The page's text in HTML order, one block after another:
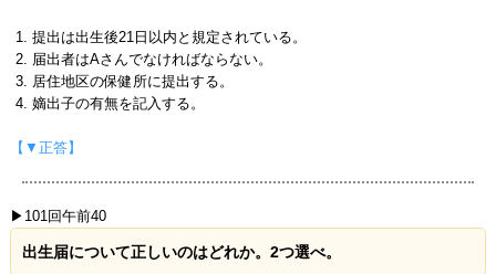
提出は出生後21日以内と規定されている。
届出者はAさんでなければならない。
居住地区の保健所に提出する。
嫡出子の有無を記入する。
【▼正答】
▶101回午前40
出生届について正しいのはどれか。2つ選べ。